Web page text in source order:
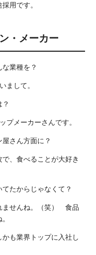
用です。
・メーカー
業種を？
まして。
プメーカーさんです。
さん方面に？
、食べることが大好き
たからじゃなくて？
ませんね。（笑） 食品
も業界トップに入社し